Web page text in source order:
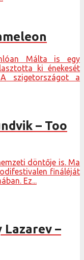
Málta is egy
ki énekesét
szigetországot a
– Too
döntője is. Ma
fináléját
Ez...
Lazarev –